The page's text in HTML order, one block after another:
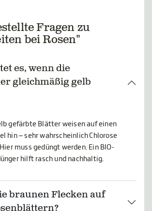
Fragen zu
bei Rosen"
es, wenn die
gleichmäßig gelb
gefärbte Blätter weisen auf einen
hin – sehr wahrscheinlich Chlorose
muss gedüngt werden. Ein BIO-
hilft rasch und nachhaltig.
braunen Flecken auf